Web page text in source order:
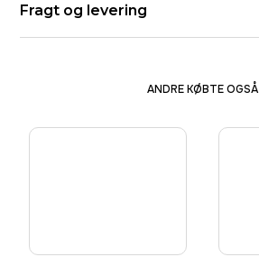
Fragt og levering
ANDRE KØBTE OGSÅ